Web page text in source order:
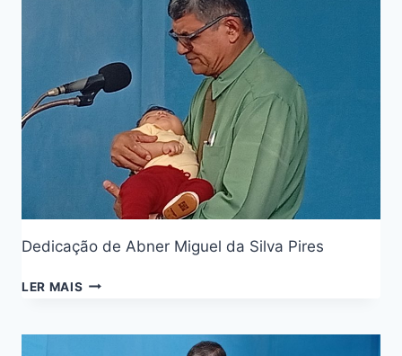
Dedicação de Abner Miguel da Silva Pires
LER MAIS